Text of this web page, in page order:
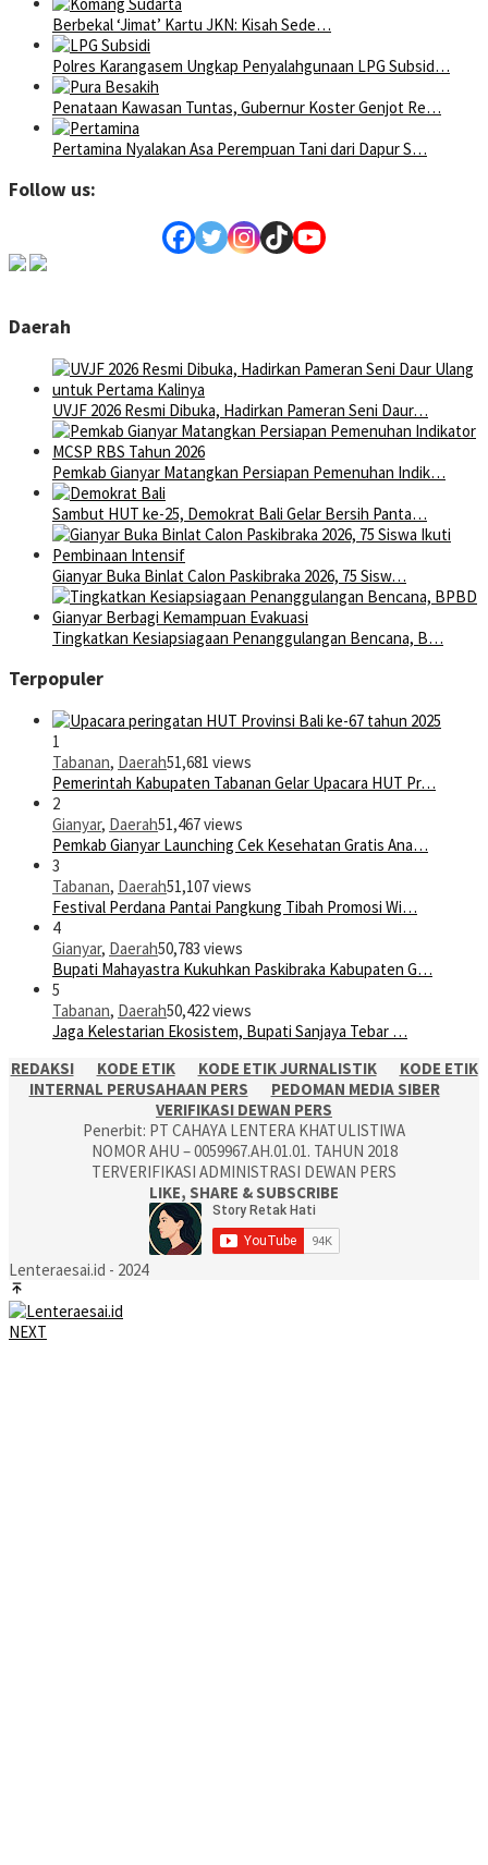
Berbekal ‘Jimat’ Kartu JKN: Kisah Sede…
Polres Karangasem Ungkap Penyalahgunaan LPG Subsid…
Penataan Kawasan Tuntas, Gubernur Koster Genjot Re…
Pertamina Nyalakan Asa Perempuan Tani dari Dapur S…
Follow us:
Daerah
UVJF 2026 Resmi Dibuka, Hadirkan Pameran Seni Daur…
Pemkab Gianyar Matangkan Persiapan Pemenuhan Indik…
Sambut HUT ke-25, Demokrat Bali Gelar Bersih Panta…
Gianyar Buka Binlat Calon Paskibraka 2026, 75 Sisw…
Tingkatkan Kesiapsiagaan Penanggulangan Bencana, B…
Terpopuler
1
Tabanan, Daerah51,681 views
Pemerintah Kabupaten Tabanan Gelar Upacara HUT Pr…
2
Gianyar, Daerah51,467 views
Pemkab Gianyar Launching Cek Kesehatan Gratis Ana…
3
Tabanan, Daerah51,107 views
Festival Perdana Pantai Pangkung Tibah Promosi Wi…
4
Gianyar, Daerah50,783 views
Bupati Mahayastra Kukuhkan Paskibraka Kabupaten G…
5
Tabanan, Daerah50,422 views
Jaga Kelestarian Ekosistem, Bupati Sanjaya Tebar …
REDAKSI
KODE ETIK KODE ETIK JURNALISTIK
KODE ETIK
INTERNAL PERUSAHAAN PERS
PEDOMAN MEDIA SIBER
VERIFIKASI DEWAN PERS
Penerbit: PT CAHAYA LENTERA KHATULISTIWA
NOMOR AHU – 0059967.AH.01.01. TAHUN 2018
TERVERIFIKASI ADMINISTRASI DEWAN PERS
LIKE, SHARE & SUBSCRIBE
Lenteraesai.id - 2024
NEXT